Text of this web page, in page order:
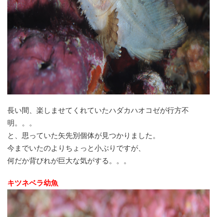
長い間、楽しませてくれていたハダカハオコゼが行方不
明。。。
と、思っていた矢先別個体が見つかりました。
今までいたのよりちょっと小ぶりですが、
何だか背びれが巨大な気がする。。。
キツネベラ幼魚